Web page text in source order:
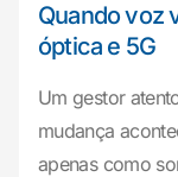
Quando voz
óptica e 5G
Um gestor
mudança
apenas como